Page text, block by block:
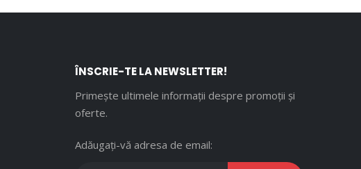
ÎNSCRIE-TE LA NEWSLETTER!
Primește ultimele informații despre promoții și
oferte.
Adăugați-vă adresa de email: